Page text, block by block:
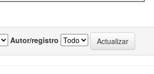
Autor/registro